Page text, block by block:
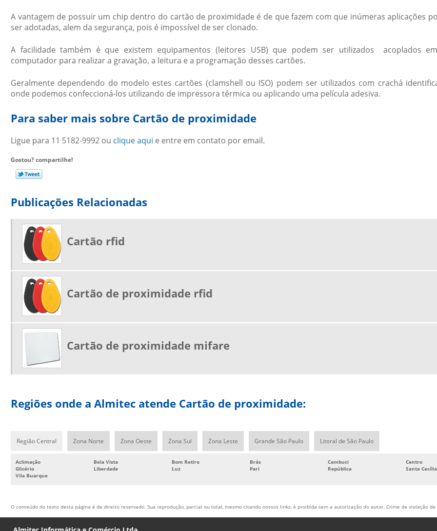
A vantagem de possuir um chip dentro do cartão de proximidade é de que fazem com que inúmeras aplicações
ser adotadas, alem da segurança, pois é impossível de ser clonado.
A facilidade também é que existem equipamentos (leitores USB) que podem ser utilizados acoplados
computador para realizar a gravação, a leitura e a programação desses cartões.
Geralmente dependendo do modelo estes cartões (clamshell ou ISO) podem ser utilizados com crachá
onde podemos confeccioná-los utilizando de impressora térmica ou aplicando uma película adesiva.
Para saber mais sobre Cartão de proximidade
Ligue para 11 5182-9992 ou clique aqui e entre em contato por email.
Gostou? compartilhe!
Publicações Relacionadas
Cartão rfid
Cartão de proximidade rfid
Cartão de proximidade mifare
Regiões onde a Almitec atende Cartão de proximidade:
Região Central Zona Norte Zona Oeste Zona Sul Zona Leste Grande São Paulo Litoral de São Paulo
Aclimação Bela Vista Bom Retiro Brás Cambuci Centro
Glicério
Liberdade Luz Pari República Santa Cecília
Vila Buarque
O conteúdo do texto desta página é de direito reservado. Sua reprodução, parcial ou total, mesmo citando nossos links, é proibida sem a autorização do autor. Crime de violação